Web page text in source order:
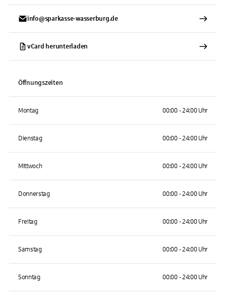
info@sparkasse-wasserburg.de
vCard herunterladen
Öffnungszeiten
Montag 00:00 - 24:00 Uhr
Dienstag 00:00 - 24:00 Uhr
Mittwoch 00:00 - 24:00 Uhr
Donnerstag 00:00 - 24:00 Uhr
Freitag 00:00 - 24:00 Uhr
Samstag 00:00 - 24:00 Uhr
Sonntag 00:00 - 24:00 Uhr